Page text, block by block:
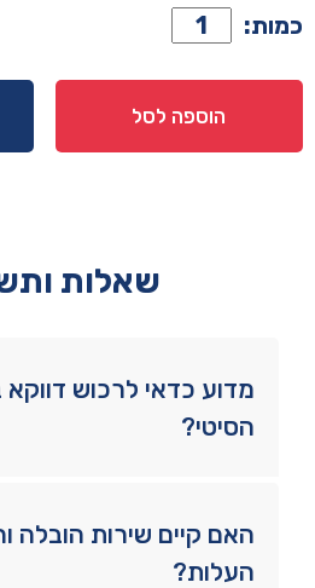
כמות: כמות
של
שידה
דגם
הוספה לסל
שאלות
מדוע כדאי לרכוש דווקא
הסיטי?
האם קיים שירות הובלה
העלות?